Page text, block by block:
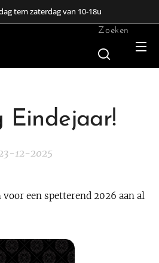
tem zaterdag van 10-18u
Zoeken
Eindejaar!
12-2025
voor een spetterend 2026 aan al